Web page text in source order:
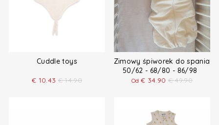
Cuddle toys
€ 10.43 € 14.90
Zimowy śpiworek do spania
50/62 - 68/80 - 86/98
Od € 34.90 € 49.90